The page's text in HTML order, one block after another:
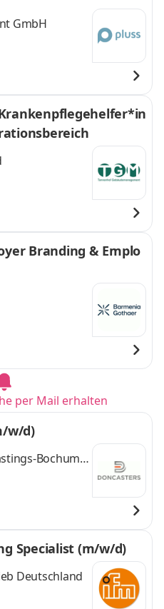
GmbH
Branding & Emplo
per Mail erhalten
w/d)
Bochum
Specialist (m/w/d)
Deutschland